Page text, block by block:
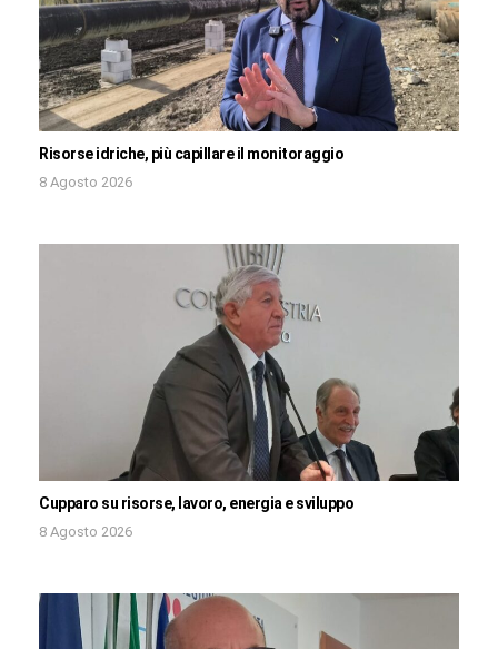
Risorse idriche, più capillare il monitoraggio
8 Agosto 2026
Cupparo su risorse, lavoro, energia e sviluppo
8 Agosto 2026